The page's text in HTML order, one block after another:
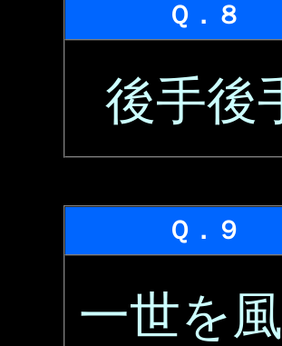
Ｑ．８
後手後
Ｑ．９
一世を